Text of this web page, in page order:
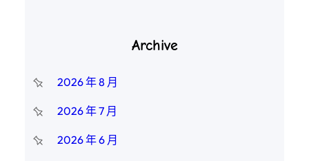
Archive
2026 年 8 月
2026 年 7 月
2026 年 6 月